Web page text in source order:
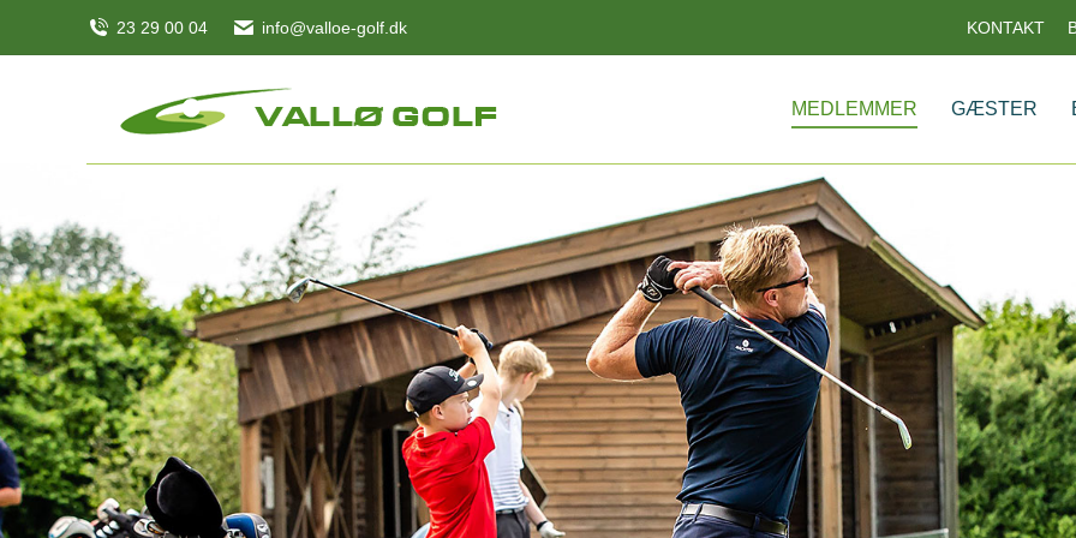
23 29 00 04 info@valloe-golf.dk KONTAKT
MEDLEMMER GÆSTER